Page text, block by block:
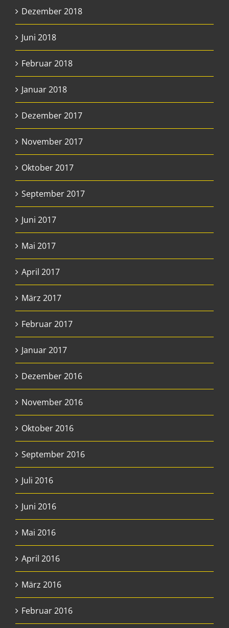
Dezember 2018
Juni 2018
Februar 2018
Januar 2018
Dezember 2017
November 2017
Oktober 2017
September 2017
Juni 2017
Mai 2017
April 2017
März 2017
Februar 2017
Januar 2017
Dezember 2016
November 2016
Oktober 2016
September 2016
Juli 2016
Juni 2016
Mai 2016
April 2016
März 2016
Februar 2016